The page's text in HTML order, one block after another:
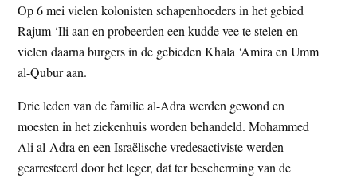
Op 6 mei vielen kolonisten schapenhoeders in het gebied
Rajum ‘Ili aan en probeerden een kudde vee te stelen en
vielen daarna burgers in de gebieden Khala ‘Amira en Umm
al-Qubur aan.
Drie leden van de familie al-Adra werden gewond en
moesten in het ziekenhuis worden behandeld. Mohammed
Ali al-Adra en een Israëlische vredesactiviste werden
gearresteerd door het leger, dat ter bescherming van de